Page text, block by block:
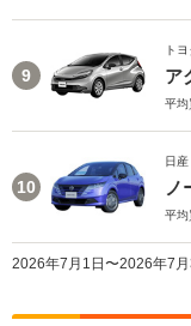
9
トヨ
ア
平均
10
日産
ノ
平均
2026年7月1日〜2026年7月